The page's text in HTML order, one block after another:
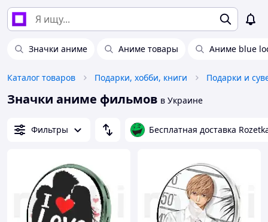
Значки аниме Аниме товары Аниме blue
Каталог товаров Подарки, хобби, книги Подарки и
Значки аниме фильмов в Украине
Фильтры Бесплатная доставка